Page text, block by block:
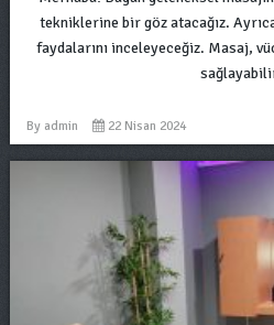
tekniklerine bir göz atacağız.
faydalarını inceleyeceğiz. Masaj,
By admin 22 Nisan 2024